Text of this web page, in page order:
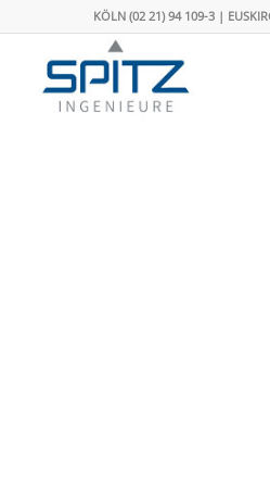
KÖLN (02 21) 94 109-3 |